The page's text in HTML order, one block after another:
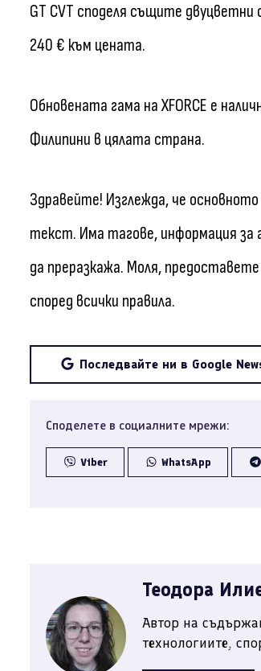
GT CVT споделя същите двуцветни
240 € към цената.
Обновената гама на XFORCE е
Филипини в цялата страна.
Здравейте! Изглежда, че
текст. Има тагове, информация за
да преразкажа. Моля,
според всички правила.
Последвайте ни в Google
Споделете в социалните мрежи:
Viber WhatsApp
Теодора
Автор на
технологиите,